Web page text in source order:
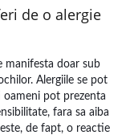
de o alergie
manifesta doar sub
Alergiile se pot
pot prezenta
fara sa aiba
de fapt, o reactie